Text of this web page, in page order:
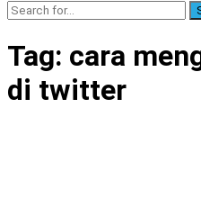
Tag: cara
di twitter